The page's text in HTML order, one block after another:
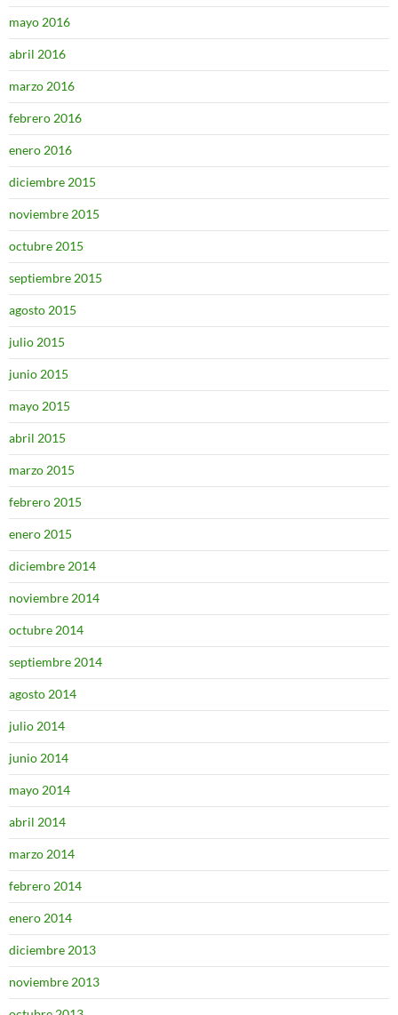
mayo 2016
abril 2016
marzo 2016
febrero 2016
enero 2016
diciembre 2015
noviembre 2015
octubre 2015
septiembre 2015
agosto 2015
julio 2015
junio 2015
mayo 2015
abril 2015
marzo 2015
febrero 2015
enero 2015
diciembre 2014
noviembre 2014
octubre 2014
septiembre 2014
agosto 2014
julio 2014
junio 2014
mayo 2014
abril 2014
marzo 2014
febrero 2014
enero 2014
diciembre 2013
noviembre 2013